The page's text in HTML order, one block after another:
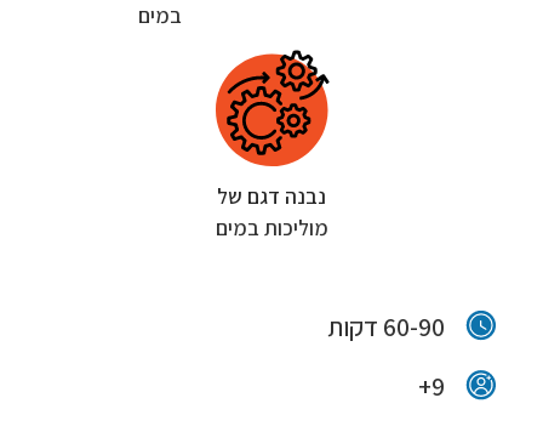
במים
נבנה דגם של
מוליכות במים
60-90 דקות
9+